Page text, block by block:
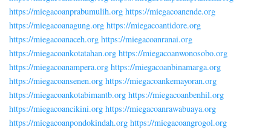
https://miegacoanprabumulih.org https://miegacoanende.org
https://miegacoanagung.org https://miegacoantidore.org
https://miegacoanaceh.org https://miegacoanranai.org
https://miegacoankotatahan.org https://miegacoanwonosobo.org
https://miegacoanampera.org https://miegacoanbinamarga.org
https://miegacoansenen.org https://miegacoankemayoran.org
https://miegacoankotabimantb.org https://miegacoanbenhil.org
https://miegacoancikini.org https://miegacoanrawabuaya.org
https://miegacoanpondokindah.org https://miegacoangrogol.org